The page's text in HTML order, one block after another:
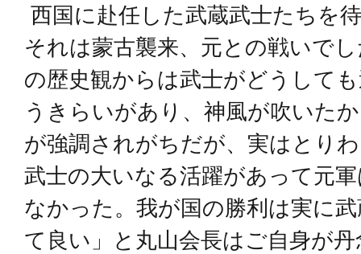
西国に赴任した武蔵武士たちを
それは蒙古襲来、元との戦いで
の歴史観からは武士がどうして
うきらいがあり、神風が吹いた
が強調されがちだが、実はとり
武士の大いなる活躍があって元
なかった。我が国の勝利は実に
て良い」と丸山会長はご自身が